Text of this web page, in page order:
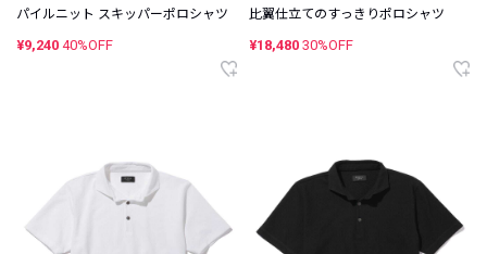
パイルニット スキッパーポロシャツ
¥9,240 40%OFF
比翼仕立てのすっきりポロシャツ
¥18,480 30%OFF